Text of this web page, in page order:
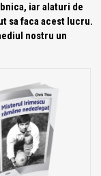
iar alaturi de
sa faca acest lucru.
nostru un